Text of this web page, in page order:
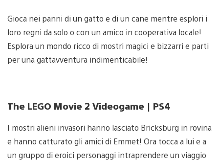
Gioca nei panni di un gatto e di un cane mentre esplori i
loro regni da solo o con un amico in cooperativa locale!
Esplora un mondo ricco di mostri magici e bizzarri e parti
per una gattavventura indimenticabile!
The LEGO Movie 2 Videogame | PS4
I mostri alieni invasori hanno lasciato Bricksburg in rovina
e hanno catturato gli amici di Emmet! Ora tocca a lui e a
un gruppo di eroici personaggi intraprendere un viaggio